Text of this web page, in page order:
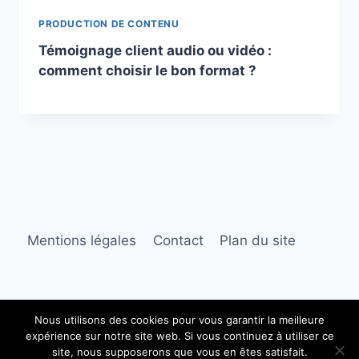
PRODUCTION DE CONTENU
Témoignage client audio ou vidéo :
comment choisir le bon format ?
Mentions légales Contact Plan du site
© 2026 Les Voix de l'Entreprise
Nous utilisons des cookies pour vous garantir la meilleure
expérience sur notre site web. Si vous continuez à utiliser ce
site, nous supposerons que vous en êtes satisfait.